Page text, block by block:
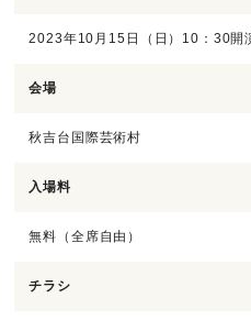
2023年10月15日（日）10：30開
会場
秋吉台国際芸術村
入場料
無料（全席自由）
チラシ